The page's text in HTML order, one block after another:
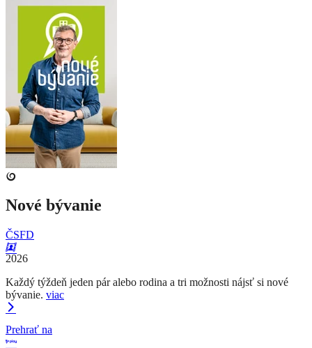
Nové bývanie
ČSFD
2026
Každý týždeň jeden pár alebo rodina a tri možnosti nájsť si nové
bývanie. viac
Prehrať na